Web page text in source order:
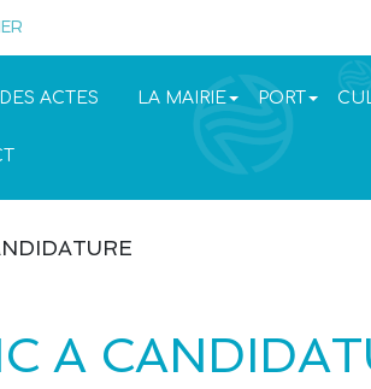
ACTES LA MAIRIE PORT
A